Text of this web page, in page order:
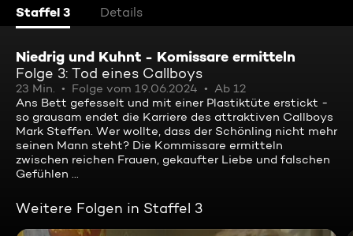
Staffel 3 Details
Niedrig und Kuhnt - Komissare ermitteln
Folge 3: Tod eines Callboys
23 Min. Folge vom 19.06.2024
Ab 12
Ans Bett gefesselt und mit einer Plastiktüte erstickt -
so grausam endet die Karriere des attraktiven Callboys
Mark Steffen. Wer wollte, dass der Schönling nicht mehr
seinen Mann steht? Die Kommissare ermitteln
zwischen reichen Frauen, gekaufter Liebe und falschen
Gefühlen ...
Weitere Folgen in Staffel 3